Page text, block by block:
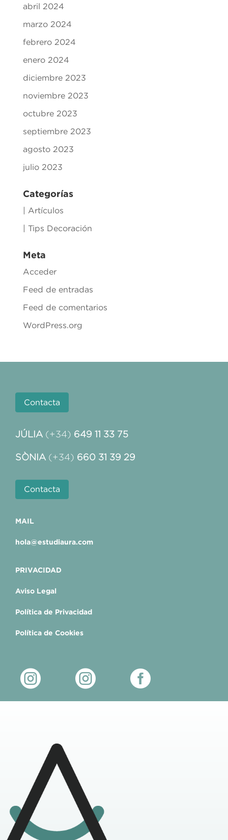
abril 2024
marzo 2024
febrero 2024
enero 2024
diciembre 2023
noviembre 2023
octubre 2023
septiembre 2023
agosto 2023
julio 2023
Categorías
| Artículos
| Tips Decoración
Meta
Acceder
Feed de entradas
Feed de comentarios
WordPress.org
Contacta
JÚLIA (+34) 649 11 33 75
SÒNIA (+34) 660 31 39 29
Contacta
MAIL
hola@estudiaura.com
PRIVACIDAD
Aviso Legal
Política de Privacidad
Política de Cookies